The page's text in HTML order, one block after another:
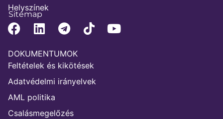
Helyszínek
Sitemap
DOKUMENTUMOK
Feltételek és kikötések
Adatvédelmi irányelvek
AML politika
Csalásmegelőzés